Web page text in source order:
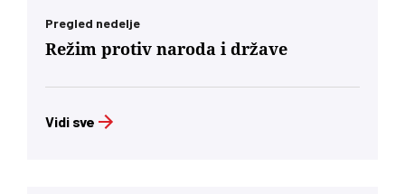
Pregled nedelje
Režim protiv naroda i države
Vidi sve